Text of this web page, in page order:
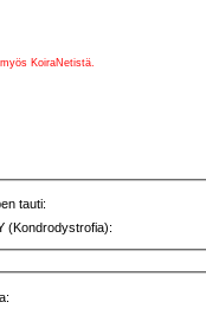
KoiraNetistä.
tauti:
(Kondrodystrofia):